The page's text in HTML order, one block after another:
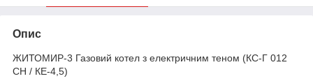
Опис
ЖИТОМИР-3 Газовий котел з електричним теном (КС-Г 012
СН / КЕ-4,5)